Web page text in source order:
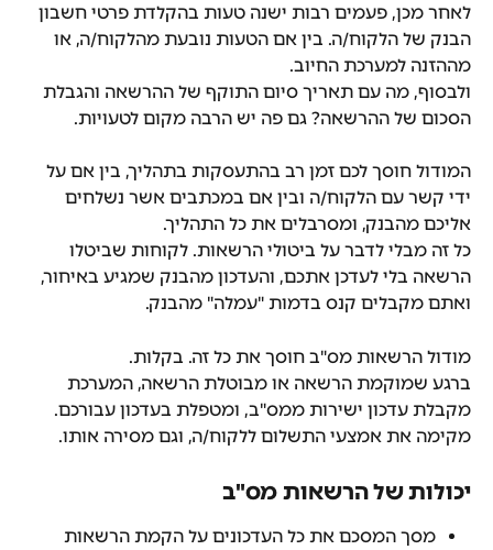
לאחר מכן, פעמים רבות ישנה טעות בהקלדת פרטי חשבון
הבנק של הלקוח/ה. בין אם הטעות נובעת מהלקוח/ה, או
מההזנה למערכת החיוב.
ולבסוף, מה עם תאריך סיום התוקף של ההרשאה והגבלת
הסכום של ההרשאה? גם פה יש הרבה מקום לטעויות.
המודול חוסך לכם זמן רב בהתעסקות בתהליך, בין אם על
ידי קשר עם הלקוח/ה ובין אם במכתבים אשר נשלחים
אליכם מהבנק, ומסרבלים את כל התהליך.
כל זה מבלי לדבר על ביטולי הרשאות. לקוחות שביטלו
הרשאה בלי לעדכן אתכם, והעדכון מהבנק שמגיע באיחור,
ואתם מקבלים קנס בדמות "עמלה" מהבנק.
מודול הרשאות מס"ב חוסך את כל זה. בקלות.
ברגע שמוקמת הרשאה או מבוטלת הרשאה, המערכת
מקבלת עדכון ישירות ממס"ב, ומטפלת בעדכון עבורכם.
מקימה את אמצעי התשלום ללקוח/ה, וגם מסירה אותו.
יכולות של הרשאות מס"ב
מסך המסכם את כל העדכונים על הקמת הרשאות